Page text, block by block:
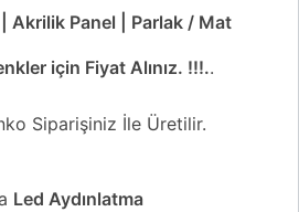
Akrilik Panel | Parlak / Mat
için Fiyat Alınız. !!!..
Siparişiniz İle Üretilir.
Led Aydınlatma